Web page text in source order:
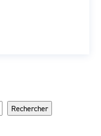
Rechercher